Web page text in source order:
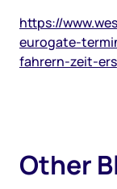
https://
eurogate-
fahrern-zeit-
Other B